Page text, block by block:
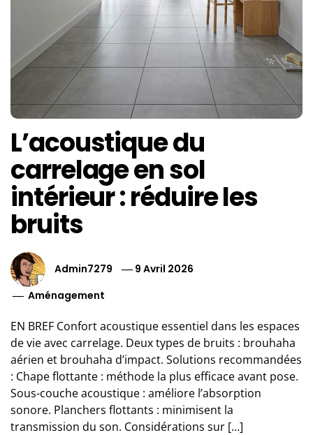
L’acoustique du
carrelage en sol
intérieur : réduire les
bruits
Admin7279
9 Avril 2026
Aménagement
EN BREF Confort acoustique essentiel dans les espaces
de vie avec carrelage. Deux types de bruits : brouhaha
aérien et brouhaha d’impact. Solutions recommandées
: Chape flottante : méthode la plus efficace avant pose.
Sous-couche acoustique : améliore l’absorption
sonore. Planchers flottants : minimisent la
transmission du son. Considérations sur […]